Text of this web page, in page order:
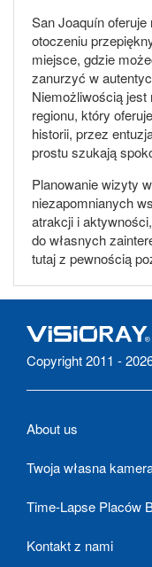
San Joaquín
otoczeniu
miejsce, gdzie
zanurzyć w
Niemożliwością
regionu, który
historii, przez
prostu szukają
Planowanie wizyty
niezapomnianych
atrakcji i
do własnych
tutaj z pewnością
Copyright 2011 -
About us
Twoja własna
Time-Lapse Placów
Kontakt z nami